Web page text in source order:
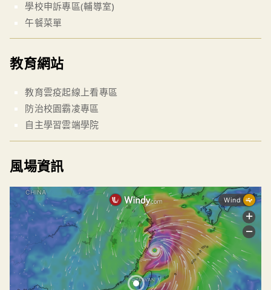
學校申訴專區(輔導室)
午餐菜單
教育網站
教育雲疫起線上看專區
防治校園霸凌專區
自主學習雲端學院
風場資訊